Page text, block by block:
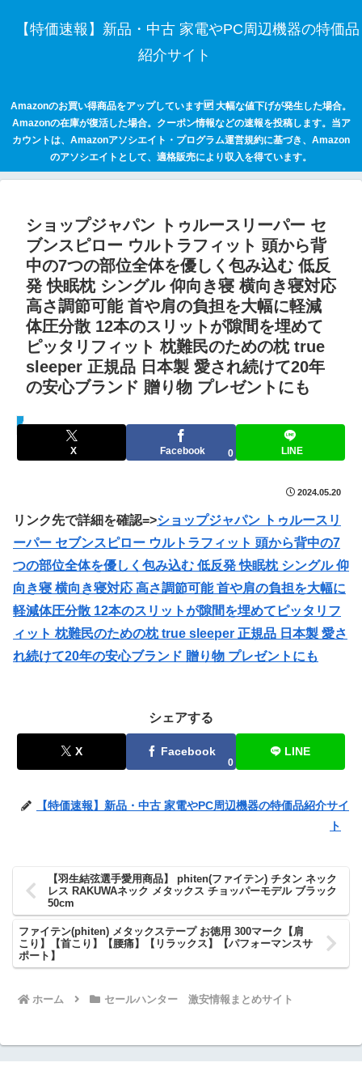
【特価速報】新品・中古 家電やPC周辺機器の特価品
紹介サイト
Amazonのお買い得商品をアップしています🆙 大幅な値下げが発生した場合。
Amazonの在庫が復活した場合。クーポン情報などの速報を投稿します。当ア
カウントは、Amazonアソシエイト・プログラム運営規約に基づき、Amazon
のアソシエイトとして、適格販売により収入を得ています。
ショップジャパン トゥルースリーパー セ
ブンスピロー ウルトラフィット 頭から背
中の7つの部位全体を優しく包み込む 低反
発 快眠枕 シングル 仰向き寝 横向き寝対応
高さ調節可能 首や肩の負担を大幅に軽減
体圧分散 12本のスリットが隙間を埋めて
ピッタリフィット 枕難民のための枕 true
sleeper 正規品 日本製 愛され続けて20年
の安心ブランド 贈り物 プレゼントにも
セールハンター 激安情報まとめサイト
X Facebook 0 LINE
2024.05.20
リンク先で詳細を確認=>ショップジャパン トゥルースリ
ーパー セブンスピロー ウルトラフィット 頭から背中の7
つの部位全体を優しく包み込む 低反発 快眠枕 シングル 仰
向き寝 横向き寝対応 高さ調節可能 首や肩の負担を大幅に
軽減体圧分散 12本のスリットが隙間を埋めてピッタリフ
ィット 枕難民のための枕 true sleeper 正規品 日本製 愛さ
れ続けて20年の安心ブランド 贈り物 プレゼントにも
シェアする
X Facebook
0
LINE
【特価速報】新品・中古 家電やPC周辺機器の特価品紹介サイ
ト
【羽生結弦選手愛用商品】 phiten(ファイテン) チタン ネック
レス RAKUWAネック メタックス チョッパーモデル ブラック
50cm
ファイテン(phiten) メタックステープ お徳用 300マーク【肩
こり】【首こり】【腰痛】【リラックス】【パフォーマンスサ
ポート】
ホーム セールハンター 激安情報まとめサイト